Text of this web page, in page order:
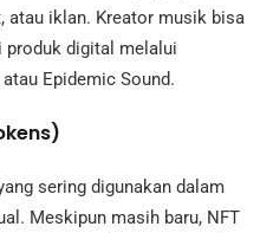
atau iklan. Kreator musik bisa
produk digital melalui
Epidemic Sound.
sering digunakan dalam
Meskipun masih baru, NFT